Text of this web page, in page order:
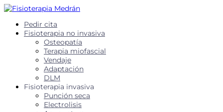
Pedir cita
Fisioterapia no invasiva
Osteopatía
Terapia miofascial
Vendaje
Adaptación
DLM
Fisioterapia invasiva
Punción seca
Electrolisis